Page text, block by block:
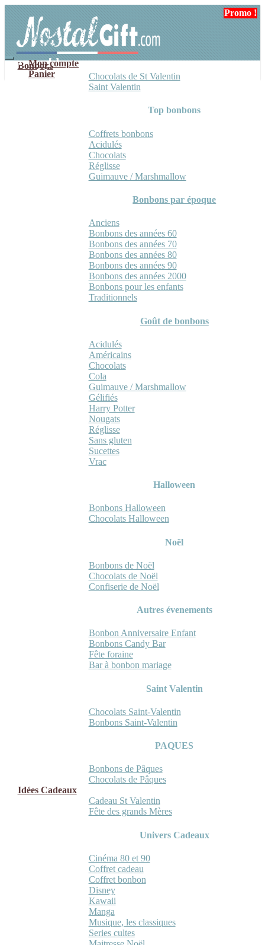
navigation
contenu
Mon compte
Panier
Bonbons
Chocolats de St Valentin
Saint Valentin
Top bonbons
Coffrets bonbons
Acidulés
Chocolats
Réglisse
Guimauve / Marshmallow
Bonbons par époque
Anciens
Bonbons des années 60
Bonbons des années 70
Bonbons des années 80
Bonbons des années 90
Bonbons des années 2000
Bonbons pour les enfants
Traditionnels
Goût de bonbons
Acidulés
Américains
Chocolats
Cola
Guimauve / Marshmallow
Gélifiés
Harry Potter
Nougats
Réglisse
Sans gluten
Sucettes
Vrac
Halloween
Bonbons Halloween
Chocolats Halloween
Noël
Bonbons de Noël
Chocolats de Noël
Confiserie de Noël
Autres évenements
Bonbon Anniversaire Enfant
Bonbons Candy Bar
Fête foraine
Bar à bonbon mariage
Saint Valentin
Chocolats Saint-Valentin
Bonbons Saint-Valentin
PAQUES
Bonbons de Pâques
Chocolats de Pâques
Idées Cadeaux
Cadeau St Valentin
Fête des grands Mères
Univers Cadeaux
Cinéma 80 et 90
Coffret cadeau
Coffret bonbon
Disney
Kawaii
Manga
Musique, les classiques
Series cultes
Promo !